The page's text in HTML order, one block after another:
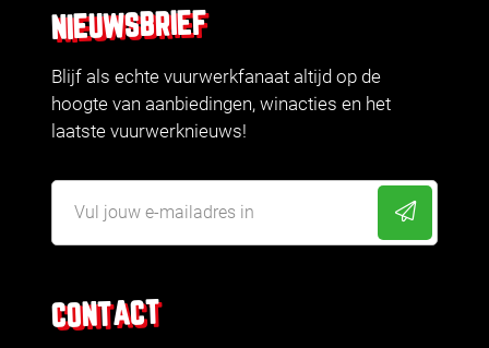
CONTACT
NIEUWSBRIEF
Blijf als echte vuurwerkfanaat altijd op de
hoogte van aanbiedingen, winacties en het
laatste vuurwerknieuws!